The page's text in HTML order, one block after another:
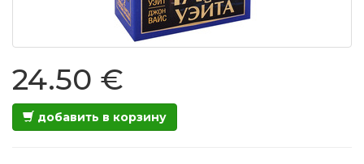
24.50 €
добавить в корзину